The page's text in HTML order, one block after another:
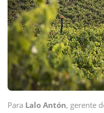
Para Lalo Antón, gerente